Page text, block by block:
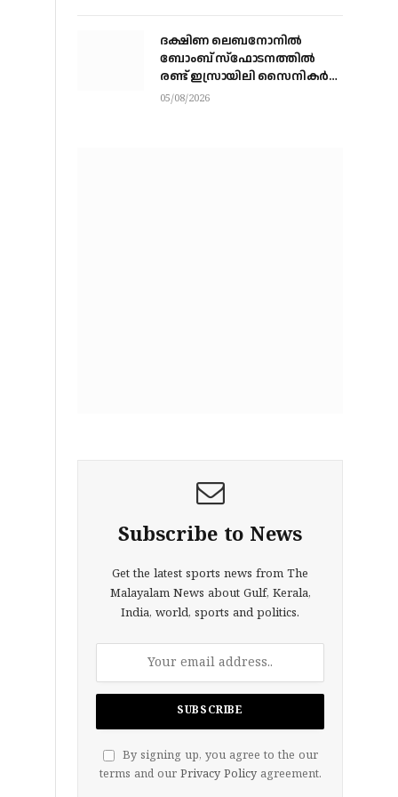
ദക്ഷിണ ലെബനോനില്‍
ബോംബ് സ്‌ഫോടനത്തില്‍
രണ്ട് ഇസ്രായിലി സൈനികര്‍
കൊല്ലപ്പെട്ടു; ഏഴുപേര്‍ക്ക്
05/08/2026
Subscribe to News
Get the latest sports news from The
Malayalam News about Gulf, Kerala,
India, world, sports and politics.
By signing up, you agree to the our
terms and our Privacy Policyagreement.